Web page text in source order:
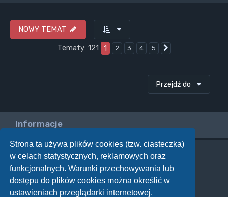
Strona ta używa plików cookies (tzw. ciasteczka)
w celach statystycznych, reklamowych oraz
funkcjonalnych. Warunki przechowywania lub
dostępu do plików cookies można określić w
ustawieniach przeglądarki internetowej.
NOWY TEMAT
Tematy: 121
1 2 3 4 5
Przejdź do
Informacje
Twoje uprawnienia na tym forum
Nie możesztworzyć nowych tematów
Nie możeszodpowiadać w tematach
Nie możesz zmieniać swoich postów